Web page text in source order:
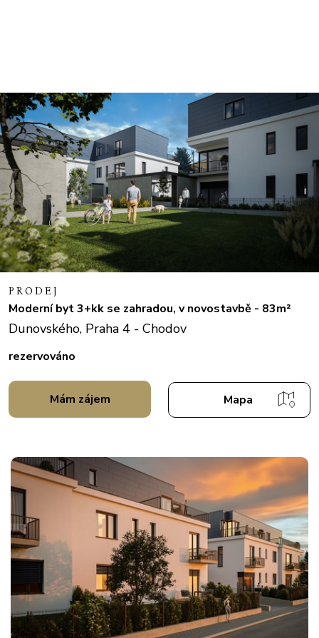
PRODEJ
Moderní byt 3+kk se zahradou, v novostavbě - 83m²
Dunovského, Praha 4 - Chodov
rezervováno
Mám zájem Mapa